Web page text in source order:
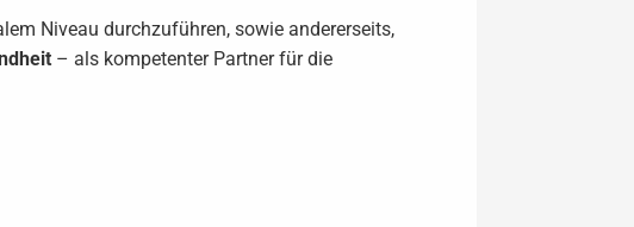
Niveau durchzuführen, sowie andererseits,
– als kompetenter Partner für die